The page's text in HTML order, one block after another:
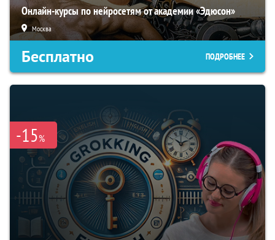
Онлайн-курсы по нейросетям от академии «Эдюсон»
Москва
Бесплатно ПОДРОБНЕЕ
-15%